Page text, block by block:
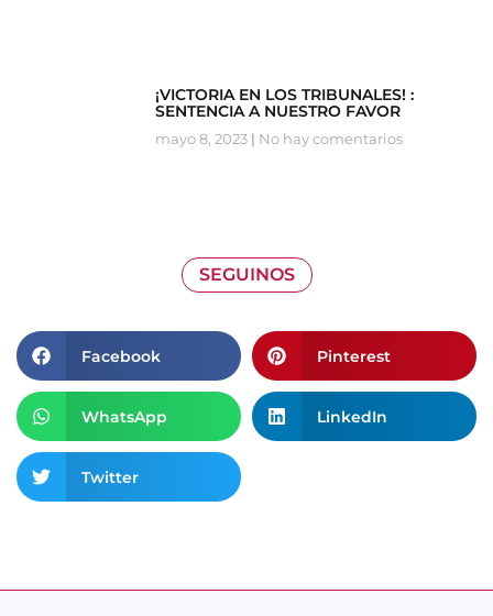
¡VICTORIA EN LOS TRIBUNALES! :
SENTENCIA A NUESTRO FAVOR
mayo 8, 2023 No hay comentarios
SEGUINOS
Facebook Pinterest
WhatsApp LinkedIn
Twitter